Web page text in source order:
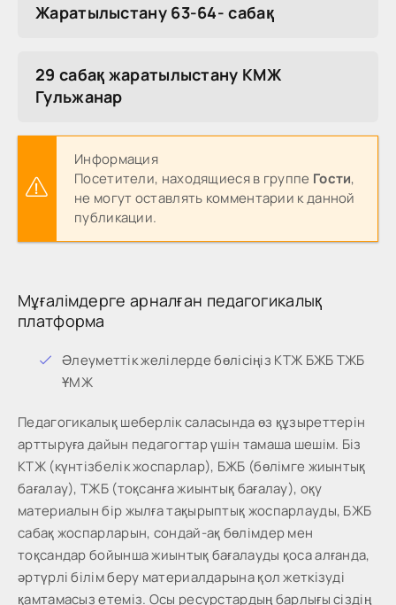
Жаратылыстану 63-64- сабақ
29 сабақ жаратылыстану КМЖ
Гульжанар
Информация
Посетители, находящиеся в группе Гости,
не могут оставлять комментарии к данной
публикации.
Мұғалімдерге арналған педагогикалық
платформа
Әлеуметтік желілерде бөлісіңіз КТЖ БЖБ ТЖБ
ҰМЖ
Педагогикалық шеберлік саласында өз құзыреттерін
арттыруға дайын педагогтар үшін тамаша шешім. Біз
КТЖ (күнтізбелік жоспарлар), БЖБ (бөлімге жиынтық
бағалау), ТЖБ (тоқсанға жиынтық бағалау), оқу
материалын бір жылға тақырыптық жоспарлауды, БЖБ
сабақ жоспарларын, сондай-ақ бөлімдер мен
тоқсандар бойынша жиынтық бағалауды қоса алғанда,
әртүрлі білім беру материалдарына қол жеткізуді
қамтамасыз етеміз. Осы ресурстардың барлығы сіздің